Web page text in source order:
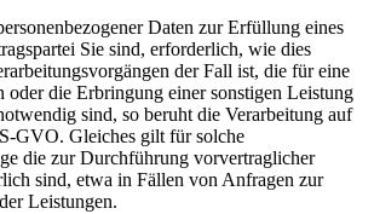
Daten zur Erfüllung eines
Sie sind, erforderlich, wie dies
der Fall ist, die für eine
oder die Erbringung einer sonstigen Leistung
sind, so beruht die Verarbeitung auf
GVO. Gleiches gilt für solche
die zur Durchführung vorvertraglicher
sind, etwa in Fällen von Anfragen zur
Leistungen.